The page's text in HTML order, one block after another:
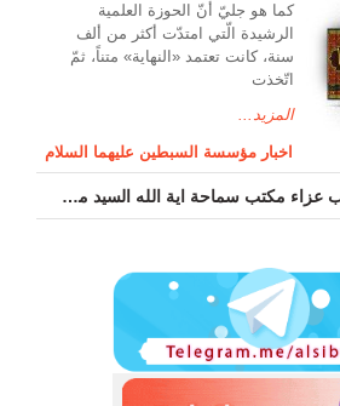
کما هو جليّ أنّ الحوزة العلمیة
الرشیدة الّتي امتدّت أكثر من ألف
سنة، كانت تعتمد «النهاية» متناً، ثمّ
اتّخذت
المزيد...
اخبار مؤسسة السبطين عليهما السلام
تقرير مصوّر - موكب عزاء مکتب سماحة اية الله السيد مرتضى الموسوي الاصفهاني في يوم إستشهاد السيدة فاطم...